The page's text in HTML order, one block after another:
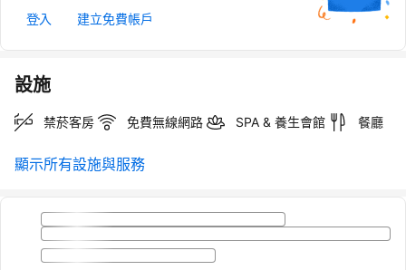
登入 建立免費帳戶
設施
禁菸客房 免費無線網路 SPA & 養生會館 餐廳
顯示所有設施與服務